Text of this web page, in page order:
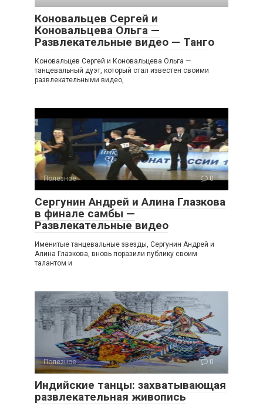
Коновальцев Сергей и
Коновальцева Ольга —
Развлекательные видео — Танго
Коновальцев Сергей и Коновальцева Ольга —
танцевальный дуэт, который стал известен своими
развлекательными видео,
Полезное 0
Сергунин Андрей и Алина Глазкова
в финале самбы —
Развлекательные видео
Именитые танцевальные звезды, Сергунин Андрей и
Алина Глазкова, вновь поразили публику своим
талантом и
Полезное 0
Индийские танцы: захватывающая
развлекательная живопись